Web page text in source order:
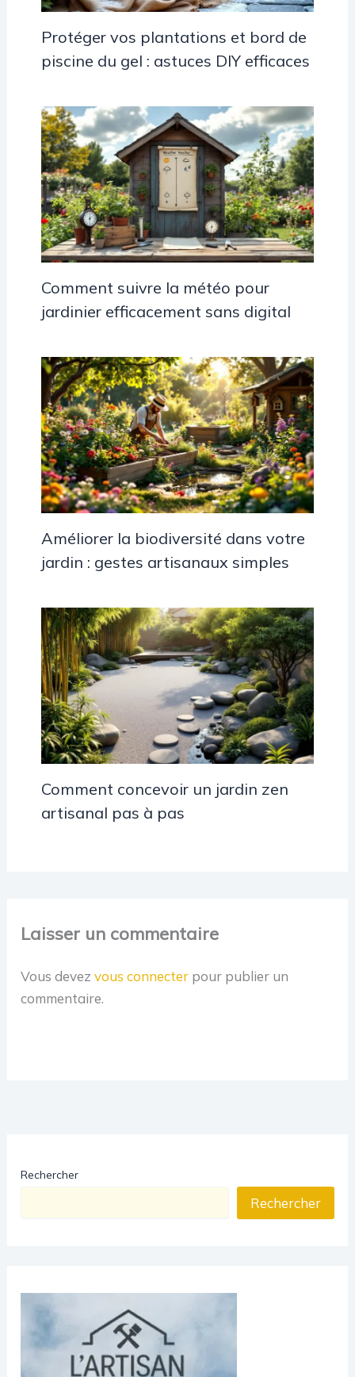
Protéger vos plantations et bord de
piscine du gel : astuces DIY efficaces
Comment suivre la météo pour
jardinier efficacement sans digital
Améliorer la biodiversité dans votre
jardin : gestes artisanaux simples
Comment concevoir un jardin zen
artisanal pas à pas
Laisser un commentaire
Vous devezvous connecter pour publier un
commentaire.
Rechercher
Rechercher